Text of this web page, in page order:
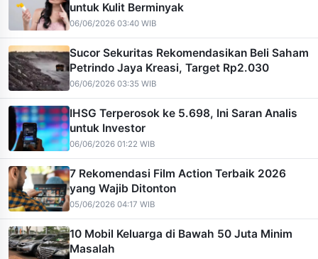
untuk Kulit Berminyak
06/06/2026 03:40 WIB
Sucor Sekuritas Rekomendasikan Beli Saham
Petrindo Jaya Kreasi, Target Rp2.030
06/06/2026 03:35 WIB
IHSG Terperosok ke 5.698, Ini Saran Analis
untuk Investor
06/06/2026 01:22 WIB
7 Rekomendasi Film Action Terbaik 2026
yang Wajib Ditonton
05/06/2026 04:17 WIB
10 Mobil Keluarga di Bawah 50 Juta Minim
Masalah